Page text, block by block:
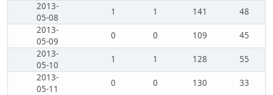
2013-
05-08
1 1 141
48
2013-
05-09
0 0 109
45
2013-
05-10
1 1 128
55
2013-
05-11
0 0 130
33